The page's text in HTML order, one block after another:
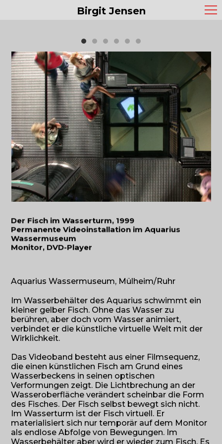
Birgit Jensen
Der Fisch im Wasserturm, 1999
Permanente Videoinstallation im Aquarius
Wassermuseum
Monitor, DVD-Player
Aquarius Wassermuseum, Mülheim/Ruhr
Im Wasserbehälter des Aquarius schwimmt ein
kleiner gelber Fisch. Ohne das Wasser zu
berühren, aber doch vom Wasser animiert,
verbindet er die künstliche virtuelle Welt mit der
Wirklichkeit.
Das Videoband besteht aus einer Filmsequenz,
die einen künstlichen Fisch am Grund eines
Wasserbeckens in seinen optischen
Verformungen zeigt. Die Lichtbrechung an der
Wasseroberfläche verändert scheinbar die Form
des Fisches. Der Fisch selbst bewegt sich nicht.
Im Wasserturm ist der Fisch virtuell. Er
materialisiert sich nur temporär auf dem Monitor
als endlose Abfolge von Bewegungen. Im
Wasserbehälter aber wird er wieder zum Fisch. Es